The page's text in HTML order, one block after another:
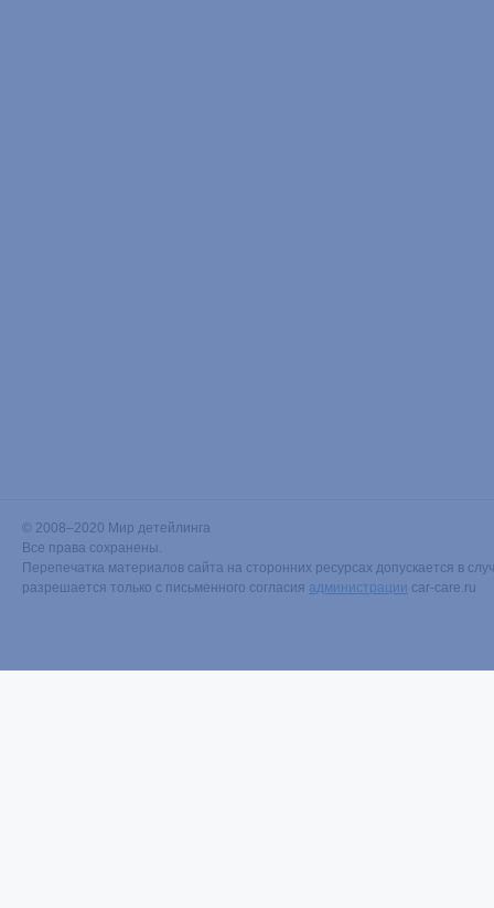
© 2008–2020 Мир детейлинга
Все права сохранены.
Перепечатка материалов сайта на сторонних ресурсах допускается в
разрешается только с письменного согласия администрации car-care.ru